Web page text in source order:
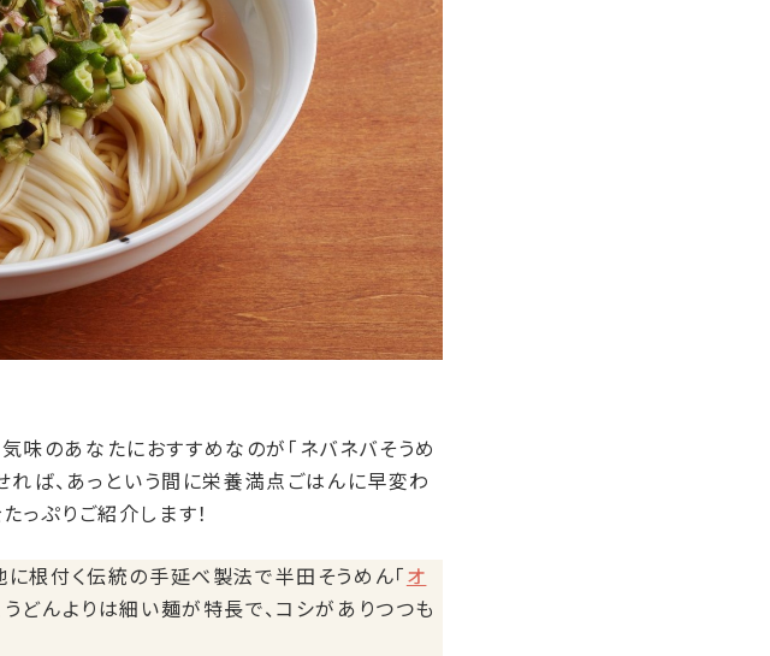
のあなたにおすすめなのが「ネバネバそうめ
れば、あっという間に栄養満点ごはんに早変わ
っぷりご紹介します！
根付く伝統の手延べ製法で半田そうめん「オ
うどんよりは細い麺が特長で、コシがありつつも